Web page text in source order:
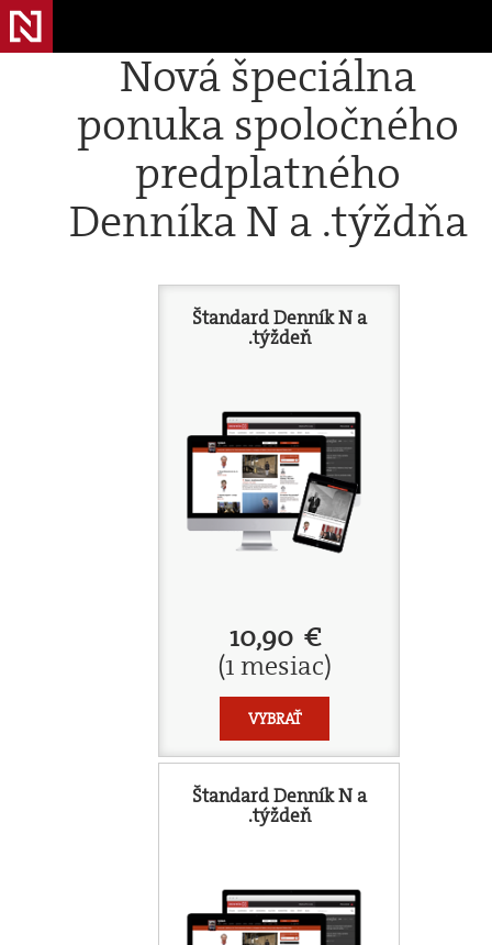
Nová špeciálna
ponuka spoločného
predplatného
Denníka N a .týždňa
Štandard Denník N a
.týždeň
10,90 €
(1 mesiac)
VYBRAŤ
Štandard Denník N a
.týždeň